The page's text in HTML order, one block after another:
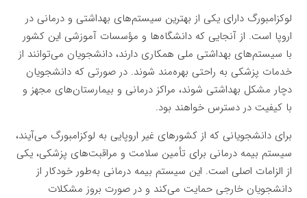
لوکزامبورگ دارای یکی از بهترین سیستم‌های بهداشتی و درمانی در
اروپا است. از آنجایی که دانشگاه‌ها و مؤسسات آموزشی این کشور
با سیستم‌های بهداشتی ملی همکاری دارند، دانشجویان می‌توانند از
خدمات پزشکی به راحتی بهره‌مند شوند. در صورتی که دانشجویان
دچار مشکل بهداشتی شوند، مراکز درمانی و بیمارستان‌های مجهز و
با کیفیت در دسترس خواهند بود.
برای دانشجویانی که از کشورهای غیر اروپایی به لوکزامبورگ می‌آیند،
سیستم بیمه درمانی برای تأمین سلامت و مراقبت‌های پزشکی، یکی
از الزامات اصلی است. این سیستم بیمه درمانی به‌طور خودکار از
دانشجویان خارجی حمایت می‌کند و در صورت بروز مشکلات